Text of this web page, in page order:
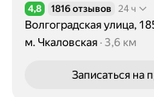
Рейтинг 4,8 из 5
4,8 1816 отзывов 24 ч
Волгоградская улица,
Метро м. Чкаловская
м. Чкаловская 3,6 км
Записаться на